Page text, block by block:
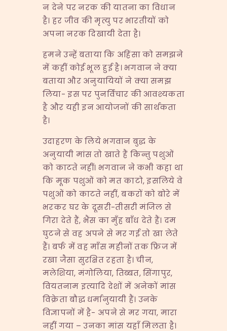
न देने पर नरक की यातना का विधान
है। हर जीव की मृत्यु पर भारतीयों को
अपना नरक दिखायी देता है।
हमने उन्हें बताया कि अहिंसा को समझने
में कहीं कोई भूल हुई है। भगवान ने क्या
बताया और अनुयायियों ने क्या समझ
लिया- इस पर पुनर्विचार की आवश्यकता
है और यही इन आयोजनों की सार्थकता
है।
उदाहरण के लिये भगवान बुद्ध के
अनुयायी मांस तो खाते हैं किन्तु पशुओं
को काटते नहीं। भगवान ने कभी कहा था
कि मूक पशुओं को मत काटो, इसलिये वे
पशुओं को काटते नहीं, बकरों को बोरे में
भरकर घर के दूसरी-तीसरी मंजिल से
गिरा देते हैं, भैंस का मुँह बाँध देते हैं। दम
घुटने से वह अपने से मर गई तो खा लेते
हैं। बर्फ में वह माँस महीनों तक फ्रिज में
रखा जैसा सुरक्षित रहता है। चीन,
मलेशिया, मंगोलिया, तिब्बत, सिंगापुर,
वियतनाम इत्यादि देशों में अनेकों मांस
विक्रेता बौद्ध धर्मानुयायी हैं। उनके
विज्ञापनों में है- अपने से मर गया, मारा
नहीं गया – उनका मांस यहाँ मिलता है।